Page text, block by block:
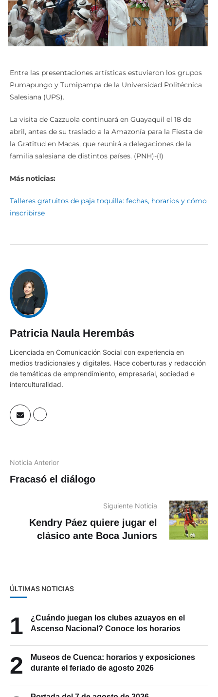
Entre las presentaciones artísticas estuvieron los grupos
Pumapungo y Tumipampa de la Universidad Politécnica
Salesiana (UPS).
La visita de Cazzuola continuará en Guayaquil el 18 de
abril, antes de su traslado a la Amazonía para la Fiesta de
la Gratitud en Macas, que reunirá a delegaciones de la
familia salesiana de distintos países. (PNH)-(I)
Más noticias:
Talleres gratuitos de paja toquilla: fechas, horarios y cómo
inscribirse
Patricia Naula Herembás
Licenciada en Comunicación Social con experiencia en
medios tradicionales y digitales. Hace coberturas y redacción
de temáticas de emprendimiento, empresarial, sociedad e
interculturalidad.
Noticia Anterior
Fracasó el diálogo
Siguiente Noticia
Kendry Páez quiere jugar el
clásico ante Boca Juniors
ÚLTIMAS NOTICIAS
1
¿Cuándo juegan los clubes azuayos en el
Ascenso Nacional? Conoce los horarios
2
Museos de Cuenca: horarios y exposiciones
durante el feriado de agosto 2026